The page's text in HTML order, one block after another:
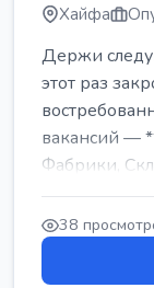
Хайфа
Держи
этот раз
вакансий —
Фабрики,
заводы** ...
38